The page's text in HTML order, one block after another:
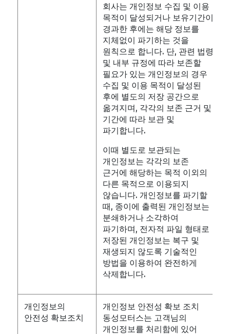
회사는 개인정보 수집 및 이용
목적이 달성되거나 보유기간이
경과한 후에는 해당 정보를
지체없이 파기하는 것을
원칙으로 합니다. 단, 관련 법령
및 내부 규정에 따라 보존할
필요가 있는 개인정보의 경우
수집 및 이용 목적이 달성된
후에 별도의 저장 공간으로
옮겨지며, 각각의 보존 근거 및
기간에 따라 보관 및
파기합니다.
이때 별도로 보관되는
개인정보는 각각의 보존
근거에 해당하는 목적 이외의
다른 목적으로 이용되지
않습니다. 개인정보를 파기할
때, 종이에 출력된 개인정보는
분쇄하거나 소각하여
파기하며, 전자적 파일 형태로
저장된 개인정보는 복구 및
재생되지 않도록 기술적인
방법을 이용하여 완전하게
삭제합니다.
개인정보의
안전성 확보조치
개인정보 안전성 확보 조치
동성모터스는 고객님의
개인정보를 처리함에 있어